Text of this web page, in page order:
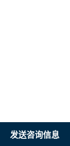
发送咨询信息